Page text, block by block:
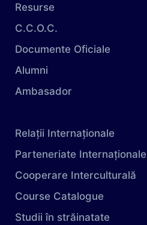
Resurse
C.C.O.C.
Documente Oficiale
Alumni
Ambasador
Relații Internaționale
Parteneriate Internaționale
Cooperare Interculturală
Course Catalogue
Studii în străinatate